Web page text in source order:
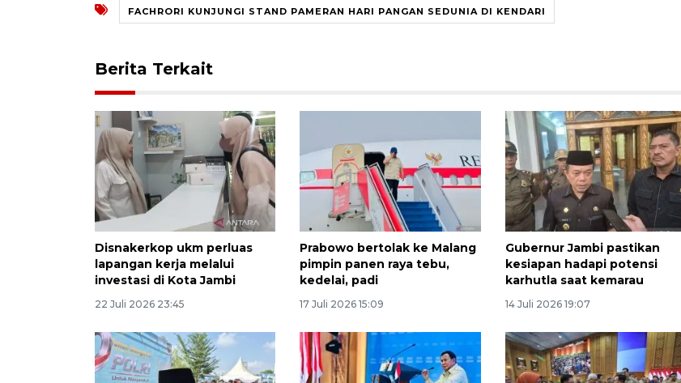
FACHRORI KUNJUNGI STAND PAMERAN HARI PANGAN SEDUNIA DI KENDARI
Berita Terkait
Disnakerkop ukm perluas
lapangan kerja melalui
investasi di Kota Jambi
22 Juli 2026 23:45
Prabowo bertolak ke Malang
pimpin panen raya tebu,
kedelai, padi
17 Juli 2026 15:09
Gubernur Jambi pastikan
kesiapan hadapi potensi
karhutla saat kemarau
14 Juli 2026 19:07
407 Mal di Indonesia hadirkan
program diskon Agustus
8 jam lalu